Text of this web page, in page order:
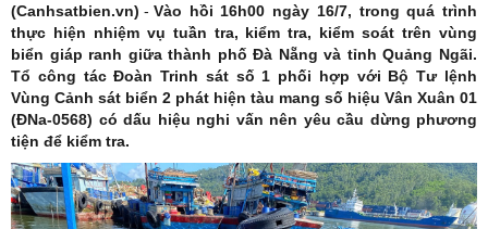
t
i
o
n
(Canhsatbien.vn) - Vào hồi 16h00 ngày 16/7, trong quá trình
thực hiện nhiệm vụ tuần tra, kiểm tra, kiểm soát trên vùng
biển giáp ranh giữa thành phố Đà Nẵng và tỉnh Quảng Ngãi.
Tổ công tác Đoàn Trinh sát số 1 phối hợp với Bộ Tư lệnh
Vùng Cảnh sát biển 2 phát hiện tàu mang số hiệu Vân Xuân 01
(ĐNa-0568) có dấu hiệu nghi vấn nên yêu cầu dừng phương
tiện để kiểm tra.